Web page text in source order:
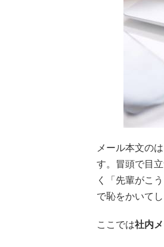
メール本文の
す。冒頭で目
く「先輩がこ
で恥をかいて
ここでは社内